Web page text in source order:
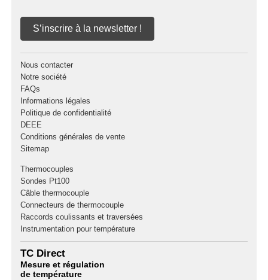
S’inscrire à la newsletter !
Nous contacter
Notre société
FAQs
Informations légales
Politique de confidentialité
DEEE
Conditions générales de vente
Sitemap
Thermocouples
Sondes Pt100
Câble thermocouple
Connecteurs de thermocouple
Raccords coulissants et traversées
Instrumentation pour température
TC Direct
Mesure et régulation
de température